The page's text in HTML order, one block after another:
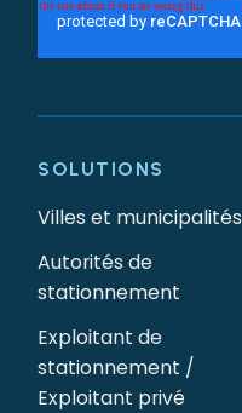
SOLUTIONS
Villes et municipalités
Autorités de
stationnement
Exploitant de
stationnement /
Exploitant privé